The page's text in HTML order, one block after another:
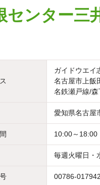
センター三
ガイドウエイ
名古屋市上飯
名鉄瀬戸線/
愛知県名古屋
10:00～18:00
毎週火曜日・
00786-